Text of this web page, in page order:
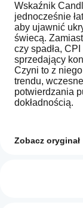
Wskaźnik
jednocześnie
aby ujawnić
świecą.
czy spadła,
sprzedający
Czyni to z
trendu,
potwierdzania
dokładnością.
W
presji
Zobacz oryginał